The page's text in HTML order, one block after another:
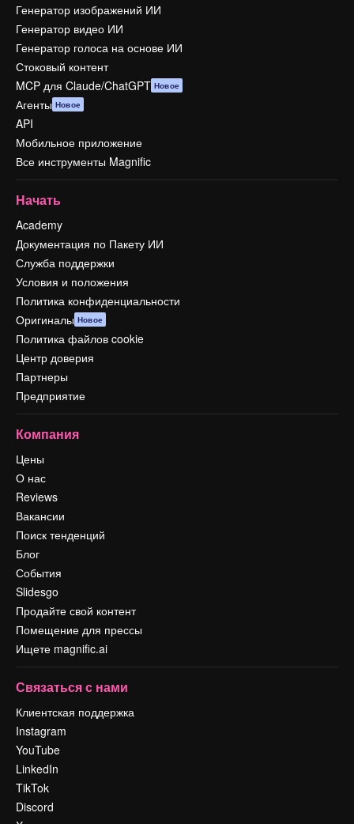
Генератор изображений ИИ
Генератор видео ИИ
Генератор голоса на основе ИИ
Стоковый контент
MCP для Claude/ChatGPT Новое
Агенты Новое
API
Мобильное приложение
Все инструменты Magnific
Начать
Academy
Документация по Пакету ИИ
Служба поддержки
Условия и положения
Политика конфиденциальности
Оригиналы Новое
Политика файлов cookie
Центр доверия
Партнеры
Предприятие
Компания
Цены
О нас
Reviews
Вакансии
Поиск тенденций
Блог
События
Slidesgo
Продайте свой контент
Помещение для прессы
Ищете magnific.ai
Связаться с нами
Клиентская поддержка
Instagram
YouTube
LinkedIn
TikTok
Discord